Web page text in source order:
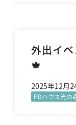
外出イ
🍁
2025年12月
PDハウス光の